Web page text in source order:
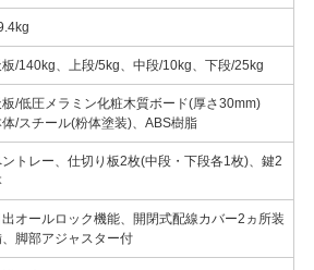
板/140kg、上段/5kg、中段/10kg、下段/25kg
板/低圧メラミン化粧木質ボード(厚さ30mm)
/スチール(粉体塗装)、ABS樹脂
トレー、仕切り板2枚(中段・下段各1枚)、鍵2
出オールロック機能、開閉式配線カバー2ヵ所装
脚部アジャスター付